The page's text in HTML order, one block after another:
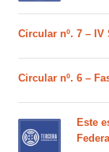
Circular nº. 7 – IV
Circular nº. 6 –
Este